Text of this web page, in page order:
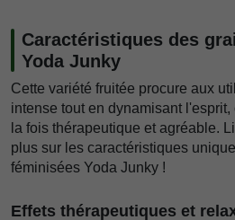
Caractéristiques des
Yoda Junky
Cette variété fruitée procure aux
intense tout en dynamisant
la fois thérapeutique et agréable.
plus sur les caractéristiques
féminisées Yoda Junky !
Effets thérapeutiques et